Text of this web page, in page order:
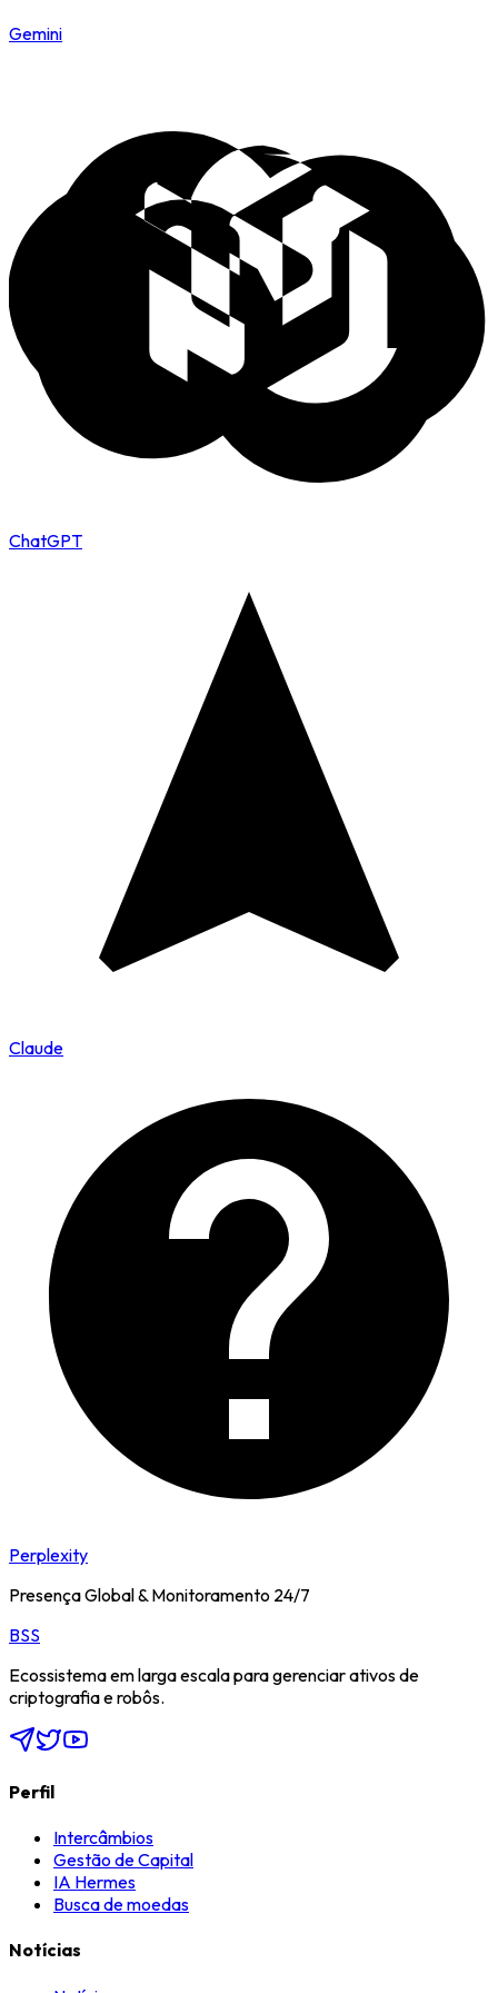
Gemini
ChatGPT
Claude
Perplexity
Presença Global & Monitoramento 24/7
BSS
Ecossistema em larga escala para gerenciar ativos de
criptografia e robôs.
Perfil
Intercâmbios
Gestão de Capital
IA Hermes
Busca de moedas
Notícias